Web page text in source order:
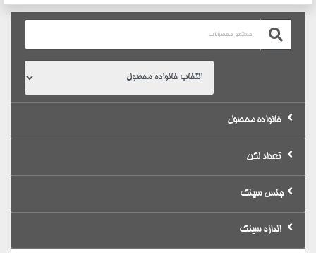
خانواده محصول
تعداد لگن
جنس سینک
اندازه سینک